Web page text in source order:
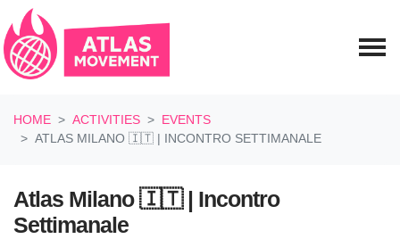
HOME
ACTIVITIES
EVENTS
ATLAS MILANO 🇮🇹 | INCONTRO SETTIMANALE
Atlas Milano 🇮🇹 | Incontro
Settimanale